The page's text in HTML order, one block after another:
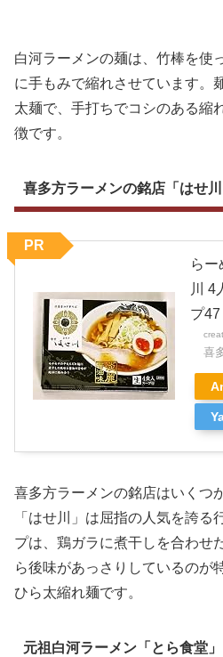
白河ラーメンの麺は、竹棒を使
に手もみで縮れさせています。
太麺で、手打ちでコシのある縮
徴です。
喜多方ラーメンの銘店「はせ川
らー
川 4
プ
喜
PR
喜多方ラーメンの銘店はいくつ
「はせ川」は屈指の人気を誇る
プは、鶏ガラに煮干しを合わせ
ら後味があっさりしているのが
ひら太縮れ麺です。
元祖白河ラーメン「とら食堂」